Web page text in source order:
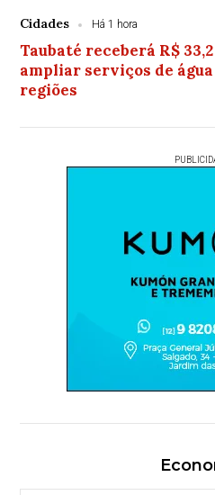
Cidades Há 1 hora
Taubaté receberá R$
ampliar serviços de água
regiões